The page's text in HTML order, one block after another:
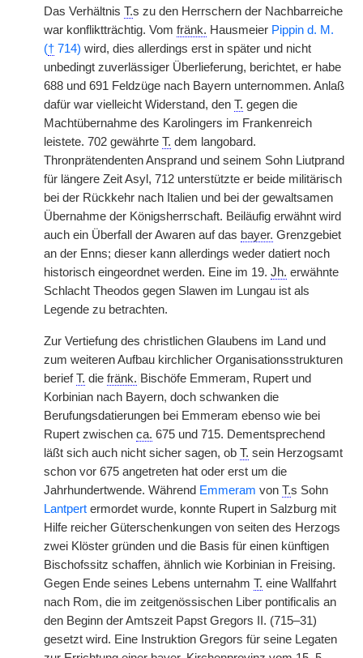
Das Verhältnis T.s zu den Herrschern der Nachbarreiche
war konfliktträchtig. Vom fränk. Hausmeier Pippin d. M.
(† 714) wird, dies allerdings erst in später und nicht
unbedingt zuverlässiger Überlieferung, berichtet, er habe
688 und 691 Feldzüge nach Bayern unternommen. Anlaß
dafür war vielleicht Widerstand, den T. gegen die
Machtübernahme des Karolingers im Frankenreich
leistete. 702 gewährte T. dem langobard.
Thronprätendenten Ansprand und seinem Sohn Liutprand
für längere Zeit Asyl, 712 unterstützte er beide militärisch
bei der Rückkehr nach Italien und bei der gewaltsamen
Übernahme der Königsherrschaft. Beiläufig erwähnt wird
auch ein Überfall der Awaren auf das bayer. Grenzgebiet
an der Enns; dieser kann allerdings weder datiert noch
historisch eingeordnet werden. Eine im 19. Jh. erwähnte
Schlacht Theodos gegen Slawen im Lungau ist als
Legende zu betrachten.
Zur Vertiefung des christlichen Glaubens im Land und
zum weiteren Aufbau kirchlicher Organisationsstrukturen
beriefT. die fränk. Bischöfe Emmeram, Rupert und
Korbinian nach Bayern, doch schwanken die
Berufungsdatierungen bei Emmeram ebenso wie bei
Rupert zwischen ca. 675 und 715. Dementsprechend
läßt sich auch nicht sicher sagen, ob T. sein Herzogsamt
schon vor 675 angetreten hat oder erst um die
Jahrhundertwende. Während Emmeram von T.s Sohn
Lantpert ermordet wurde, konnte Rupert in Salzburg mit
Hilfe reicher Güterschenkungen von seiten des Herzogs
zwei Klöster gründen und die Basis für einen künftigen
Bischofssitz schaffen, ähnlich wie Korbinian in Freising.
Gegen Ende seines Lebens unternahm T. eine Wallfahrt
nach Rom, die im zeitgenössischen Liber pontificalis an
den Beginn der Amtszeit Papst Gregors II. (715–31)
gesetzt wird. Eine Instruktion Gregors für seine Legaten